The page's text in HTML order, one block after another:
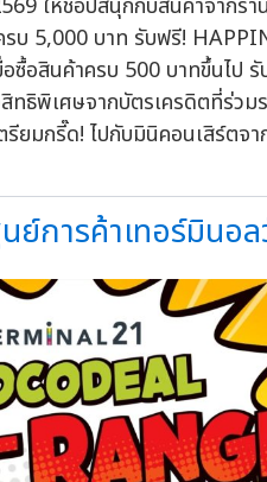
ให้ช้อปสนุกกับสินค้าจากร้
บ 5,000 บาท รับฟรี!
ซื้อสินค้าครบ 500 บาทขึ้นไป
ธิพิเศษจากบัตรเครดิตที่ร่วม
รียมกรี๊ด! ไปกับมินิคอนเสิร์ตจ
ย์การค้าเทอร์มินอ